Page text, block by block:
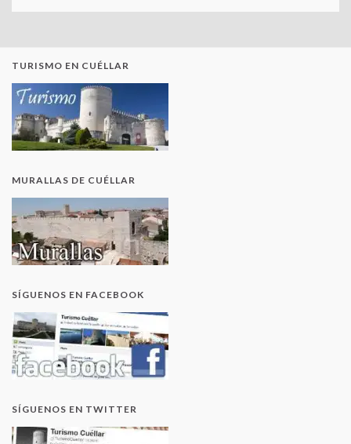
TURISMO EN CUÉLLAR
MURALLAS DE CUÉLLAR
SÍGUENOS EN FACEBOOK
SÍGUENOS EN TWITTER